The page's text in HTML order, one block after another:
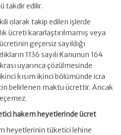
takdir edilir.
olarak takip edilen işlerde
ücreti kararlaştırılmamış veya
geçersiz sayıldığı
1136 sayılı Kanunun 164
uyarınca çözülmesinde
kısım ikinci bölümünde icra
belirlenen maktu ücrettir. Ancak
hakem heyetlerinde ücret
heyetlerinin tüketici lehine